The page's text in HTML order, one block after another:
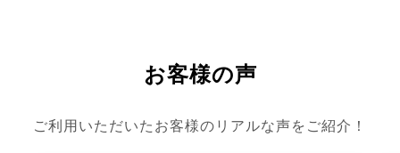
お客様の声
ご利用いただいたお客様のリアルな声をご紹介！